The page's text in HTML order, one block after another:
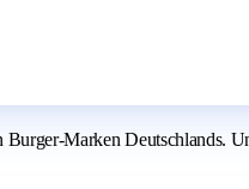
Marken Deutschlands.